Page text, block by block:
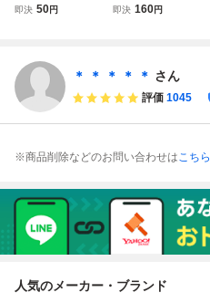
術師－ホロスコー
即決 50円
ーバーコレクショ
ャン ウルトラレア
即決 160円
＊ ＊ ＊ ＊ ＊ さん
評価 1045
※商品削除などのお問い合わせはこちら
人気のメーカー・ブランド